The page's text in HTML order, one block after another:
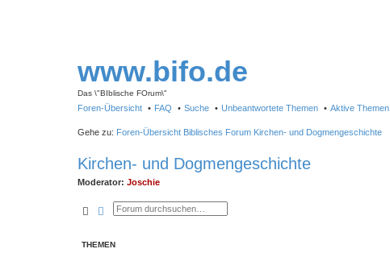
www.bifo.de
Das \"BIblische FOrum\"
Foren-Übersicht FAQ Suche Unbeantwortete Themen Aktive Themen
Gehe zu: Foren-Übersicht Biblisches Forum Kirchen- und Dogmengeschichte
Kirchen- und Dogmengeschichte
Moderator: Joschie
SucheErweiterte Suche
THEMEN